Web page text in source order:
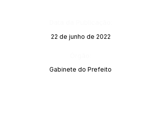
22 de junho de 2022
Gabinete do Prefeito